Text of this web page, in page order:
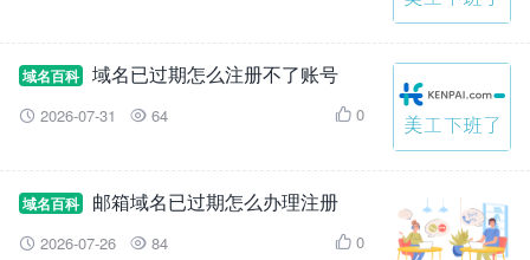
域名百科 域名已过期怎么注册不了账号
 2026-07-31  64  0
域名百科 邮箱域名已过期怎么办理注册
 2026-07-26  84  0